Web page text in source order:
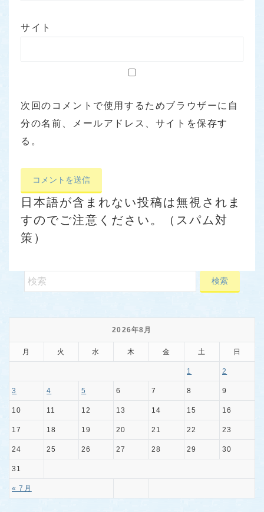
サイト
次回のコメントで使用するためブラウザーに自
分の名前、メールアドレス、サイトを保存す
る。
日本語が含まれない投稿は無視されま
すのでご注意ください。（スパム対
策）
2026年8月
月 火 水 木 金 土 日
« 7月
1 2
3 4 5 6 7 8 9
10 11 12 13 14 15 16
17 18 19 20 21 22 23
24 25 26 27 28 29 30
31